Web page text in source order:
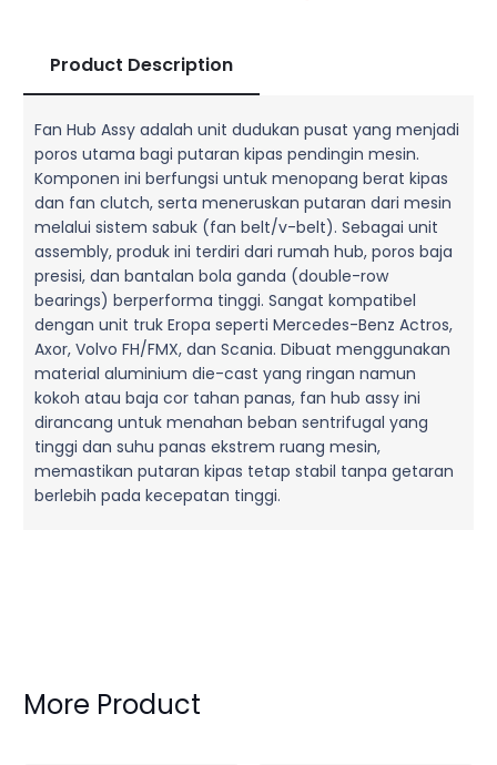
Product Description
Fan Hub Assy adalah unit dudukan pusat yang menjadi
poros utama bagi putaran kipas pendingin mesin.
Komponen ini berfungsi untuk menopang berat kipas
dan fan clutch, serta meneruskan putaran dari mesin
melalui sistem sabuk (fan belt/v-belt). Sebagai unit
assembly, produk ini terdiri dari rumah hub, poros baja
presisi, dan bantalan bola ganda (double-row
bearings) berperforma tinggi. Sangat kompatibel
dengan unit truk Eropa seperti Mercedes-Benz Actros,
Axor, Volvo FH/FMX, dan Scania. Dibuat menggunakan
material aluminium die-cast yang ringan namun
kokoh atau baja cor tahan panas, fan hub assy ini
dirancang untuk menahan beban sentrifugal yang
tinggi dan suhu panas ekstrem ruang mesin,
memastikan putaran kipas tetap stabil tanpa getaran
berlebih pada kecepatan tinggi.
More Product